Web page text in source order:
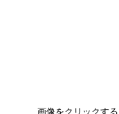
画像をクリックす